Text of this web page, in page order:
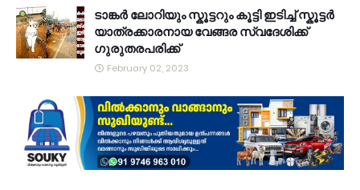
ടാങ്കർ ലോറിയും സ്കൂട്ടറും കൂട്ടി ഇടിച്ച് സ്കൂട്ടർ
യാത്രക്കാരനായ വേങ്ങര സ്വദേശിക്ക്
ഗുരുതരപരിക്ക്
February 02, 2023